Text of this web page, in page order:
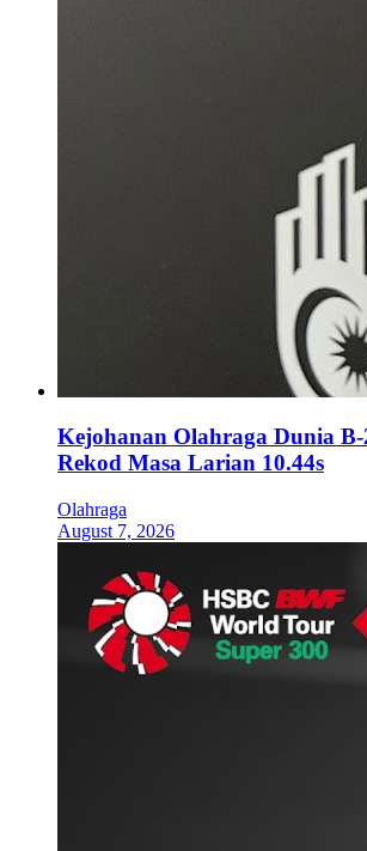
Kejohanan Olahraga Dunia
Rekod Masa Larian 10.44s
Olahraga
August 7, 2026